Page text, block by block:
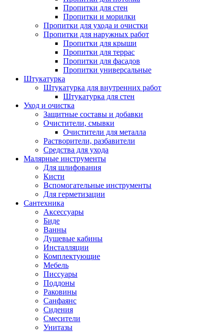
Пропитки для стен
Пропитки и морилки
Пропитки для ухода и очистки
Пропитки для наружных работ
Пропитки для крыши
Пропитки для террас
Пропитки для фасадов
Пропитки универсальные
Штукатурка
Штукатурка для внутренних работ
Штукатурка для стен
Уход и очистка
Защитные составы и добавки
Очистители, смывки
Очистители для металла
Растворители, разбавители
Средства для ухода
Малярные инструменты
Для шлифования
Кисти
Вспомогательные инструменты
Для герметизации
Сантехника
Аксессуары
Биде
Ванны
Душевые кабины
Инсталляции
Комплектующие
Мебель
Писсуары
Поддоны
Раковины
Санфаянс
Сидения
Смесители
Унитазы